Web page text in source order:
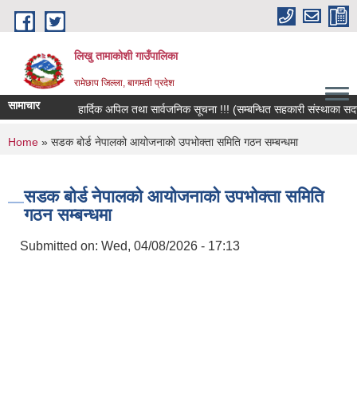
Skip to main content
लिखु तामाकोशी गाउँपालिका
रामेछाप जिल्ला, बागमती प्रदेश
सामाचार हार्दिक अपिल तथा सार्वजनिक सूचना !!! (सम्बन्धित सहकारी संस्थाका सदस्य,
You are here
Home » सडक बोर्ड नेपालको आयोजनाको उपभोक्ता समिति गठन सम्बन्धमा
सडक बोर्ड नेपालको आयोजनाको उपभोक्ता समिति
गठन सम्बन्धमा
Submitted on: Wed, 04/08/2026 - 17:13